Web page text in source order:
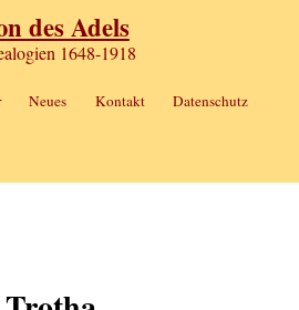
des Adels
1648-1918
Neues Kontakt Datenschutz